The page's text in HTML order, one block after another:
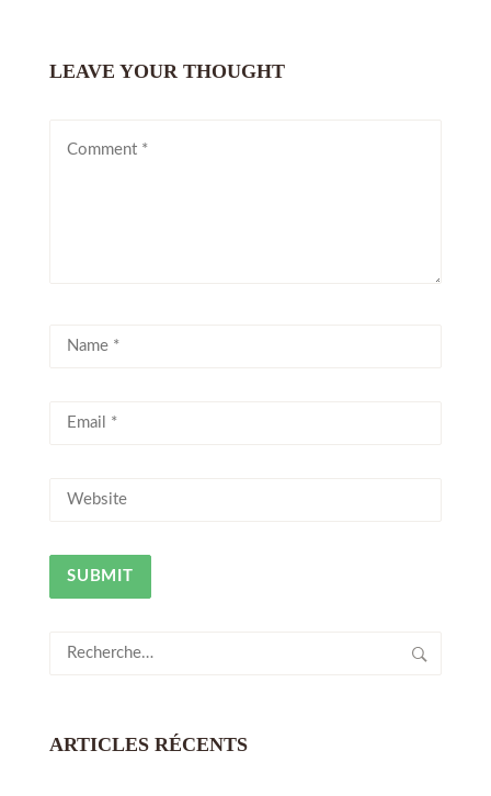
LEAVE YOUR THOUGHT
Rechercher :
ARTICLES RÉCENTS